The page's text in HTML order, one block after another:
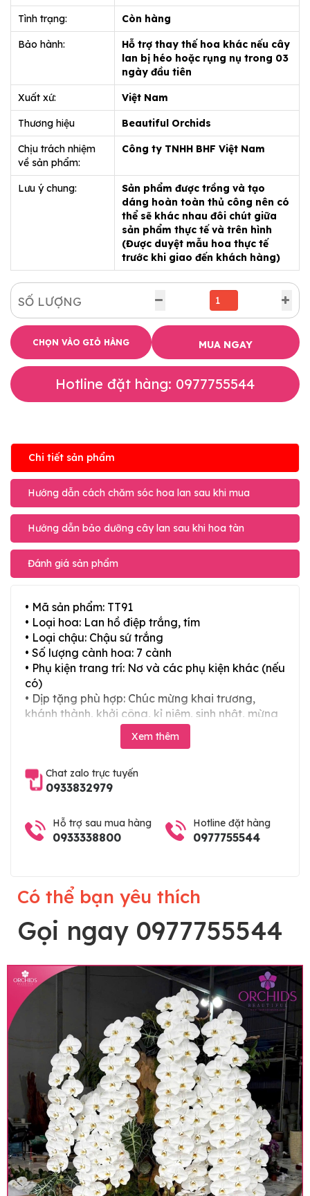
Tình trạng: Còn hàng
Bảo hành:
Hỗ trợ thay thế hoa khác nếu cây
lan bị héo hoặc rụng nụ trong 03
ngày đầu tiên
Xuất xứ: Việt Nam
Thương hiệu Beautiful Orchids
Chịu trách nhiệm
về sản phẩm:
Công ty TNHH BHF Việt Nam
Lưu ý chung:
Sản phẩm được trồng và tạo
dáng hoàn toàn thủ công nên có
thể sẽ khác nhau đôi chút giữa
sản phẩm thực tế và trên hình
(Được duyệt mẫu hoa thực tế
trước khi giao đến khách hàng)
SỐ LƯỢNG
CHỌN VÀO GIỎ HÀNG MUA NGAY
Hotline đặt hàng: 0977755544
Chi tiết sản phẩm
Hướng dẫn cách chăm sóc hoa lan sau khi mua
Hướng dẫn bảo dưỡng cây lan sau khi hoa tàn
Đánh giá sản phẩm
• Mã sản phẩm: TT91
• Loại hoa: Lan hồ điệp trắng, tím
• Loại chậu: Chậu sứ trắng
• Số lượng cành hoa: 7 cành
• Phụ kiện trang trí: Nơ và các phụ kiện khác (nếu
có)
• Dịp tặng phù hợp: Chúc mừng khai trương,
khánh thành, khởi công, kỉ niệm, sinh nhật, mừng
thọ, mừng cưới, tân gia và các ngày lễ tết trong
Lưu ý trước khi đặt hàng
• Về cây hoa: Một chậu hoa lan hồ điệp đẹp và
hoàn chỉnh sẽ được phối ghép từ nhiều cây hoa
và tạo dáng hoàn toàn thủ công nên có thể sẽ
khác nhau đôi chút giữa sản phẩm thực tế và
Xem thêm
Chat zalo trực tuyến
0933832979
Hỗ trợ sau mua hàng
0933338800
Hotline đặt hàng
0977755544
Có thể bạn yêu thích
Gọi ngay 0977755544